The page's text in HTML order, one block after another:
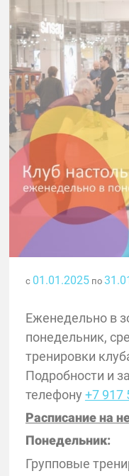
с 01.01.2025 по
Еженедельно в
понедельник,
тренировки
Подробности и
телефону +7 917
Расписание на
Понедельник:
Групповые